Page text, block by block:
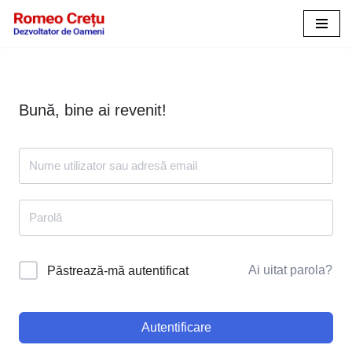
Bună, bine ai revenit!
Păstrează-mă autentificat Ai uitat parola?
Autentificare